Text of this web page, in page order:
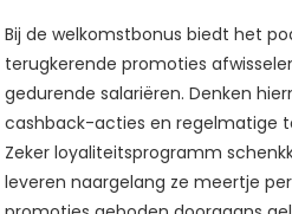
Bij de welkomstbonus biedt het
terugkerende promoties
gedurende salariëren. Denken
cashback-acties en regelmatige
Zeker loyaliteitsprogramm
leveren naargelang ze meertje